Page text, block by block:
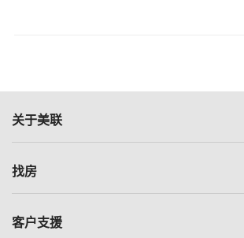
关于美联
美联集团
人才招募
找房
一手新房
客户支援